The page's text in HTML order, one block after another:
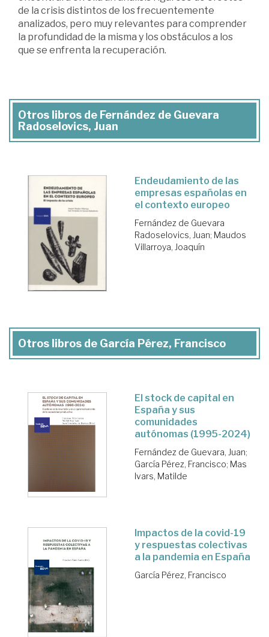
de la crisis distintos de los frecuentemente
analizados, pero muy relevantes para comprender
la profundidad de la misma y los obstáculos a los
que se enfrenta la recuperación.
Otros libros de Fernández de Guevara
Radoselovics, Juan
Endeudamiento de las
empresas españolas en
el contexto europeo
Fernández de Guevara
Radoselovics, Juan; Maudos
Villarroya, Joaquín
Otros libros de García Pérez, Francisco
El stock de capital en
España y sus
comunidades
autónomas (1995-2024)
Fernández de Guevara, Juan;
García Pérez, Francisco; Mas
Ivars, Matilde
Impactos de la covid-19
y respuestas colectivas
a la pandemia en España
García Pérez, Francisco